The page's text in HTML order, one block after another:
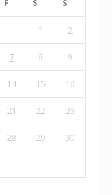
F S S
1 2
7 8 9
14 15 16
21 22 23
28 29 30